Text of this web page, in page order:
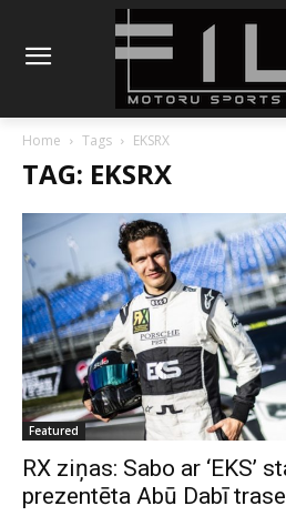
Home Tags EKSRX
TAG: EKSRX
Featured
RX ziņas: Sabo ar ‘EKS’
prezentēta Abū Dabī trase